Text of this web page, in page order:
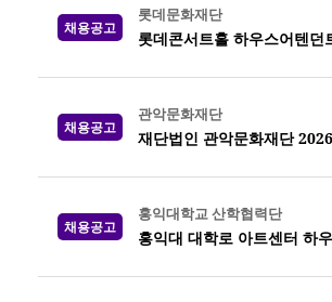
채용공고
롯데문화재단
롯데콘서트홀 하우스어텐
채용공고
관악문화재단
재단법인 관악문화재단
채용공고
홍익대학교 산학협력단
홍익대 대학로 아트센터 하